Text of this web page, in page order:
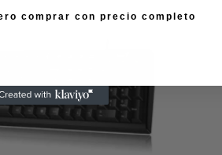
comprar con precio completo